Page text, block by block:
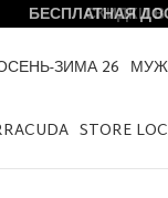
БЕСПЛАТНАЯ
ЗИМА 26
STORE
ОБУВЬ